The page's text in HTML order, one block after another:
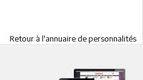
Retour à l'annuaire de personnalités